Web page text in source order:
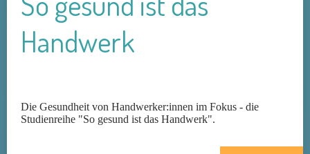
Handwerk
Die Gesundheit von Handwerker:innen im Fokus - die
Studienreihe "So gesund ist das Handwerk".